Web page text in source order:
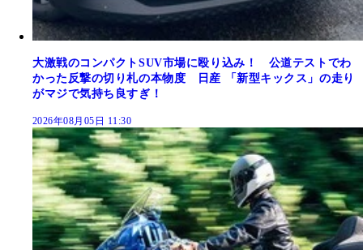
大激戦のコンパクトSUV市場に殴り込み！ 公道テストでわ
かった反撃の切り札の本物度 日産 「新型キックス」の走り
がマジで気持ち良すぎ！
2026年08月05日 11:30